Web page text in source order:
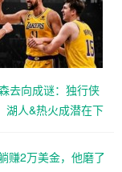
去向成谜：独行侠
湖人&热火成潜在下
赚2万美金，他磨了